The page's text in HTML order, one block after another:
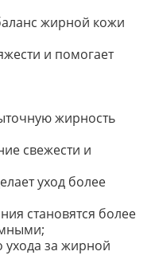
жирной кожи
и помогает
жирность
свежести и
уход более
становятся более
ухода за жирной